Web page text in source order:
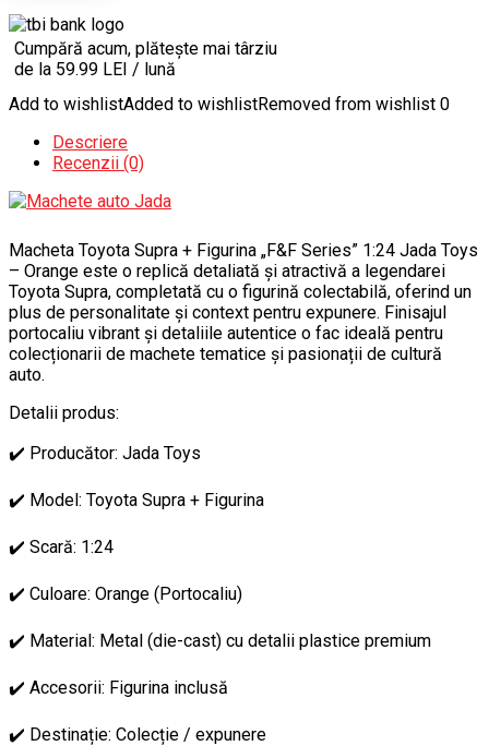
Toyota
Supra
+
Figurina
„F&F
Series”
1:24
Jada
Cumpără acum, plătește mai târziu
de la 59.99 LEI / lună
Add to wishlistAdded to wishlistRemoved from wishlist 0
Descriere
Recenzii (0)
Macheta Toyota Supra + Figurina „F&F Series” 1:24 Jada Toys
– Orange este o replică detaliată și atractivă a legendarei
Toyota Supra, completată cu o figurină colectabilă, oferind un
plus de personalitate și context pentru expunere. Finisajul
portocaliu vibrant și detaliile autentice o fac ideală pentru
colecționarii de machete tematice și pasionații de cultură
auto.
Detalii produs:
✔️ Producător: Jada Toys
✔️ Model: Toyota Supra + Figurina
✔️ Scară: 1:24
✔️ Culoare: Orange (Portocaliu)
✔️ Material: Metal (die-cast) cu detalii plastice premium
✔️ Accesorii: Figurina inclusă
✔️ Destinație: Colecție / expunere